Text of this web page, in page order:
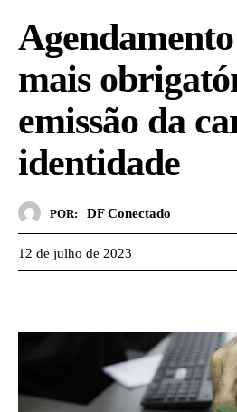
mais
emissão da
identidade
POR: DF Conectado
12 de julho de 2023